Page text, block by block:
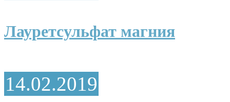
Лауретсульфат магния
14.02.2019